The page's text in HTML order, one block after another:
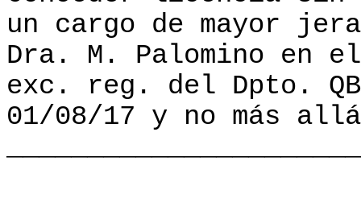
un cargo de mayor
Dra. M. Palomino en
exc. reg. del Dpto.
01/08/17 y no más